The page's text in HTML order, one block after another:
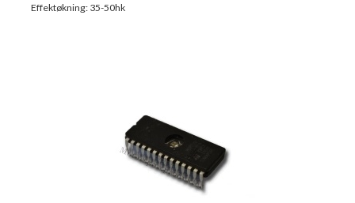
Effektøkning: 35-50hk